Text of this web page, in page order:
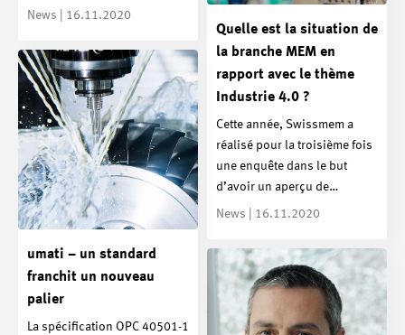
News | 16.11.2020
Quelle est la situation de
la branche MEM en
rapport avec le thème
Industrie 4.0 ?
Cette année, Swissmem a
réalisé pour la troisième fois
une enquête dans le but
d’avoir un aperçu de…
News | 16.11.2020
umati – un standard
franchit un nouveau
palier
La spécification OPC 40501-1